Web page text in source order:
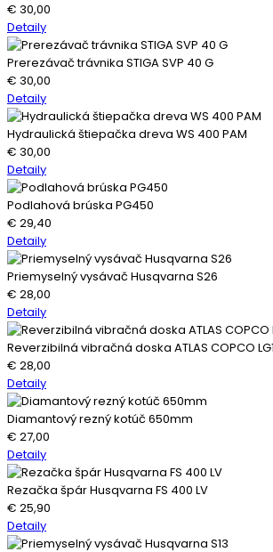
€ 30,00
Detaily
Prerezávač trávnika STIGA SVP 40 G
€ 30,00
Detaily
Hydraulická štiepačka dreva WS 400 PAM
€ 30,00
Detaily
Podlahová brúska PG450
€ 29,40
Detaily
Priemyselný vysávač Husqvarna S26
€ 28,00
Detaily
Reverzibilná vibračná doska ATLAS COPCO
€ 28,00
Detaily
Diamantový rezný kotúč 650mm
€ 27,00
Detaily
Rezačka špár Husqvarna FS 400 LV
€ 25,90
Detaily